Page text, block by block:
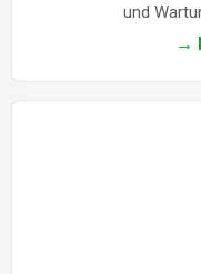
und
→